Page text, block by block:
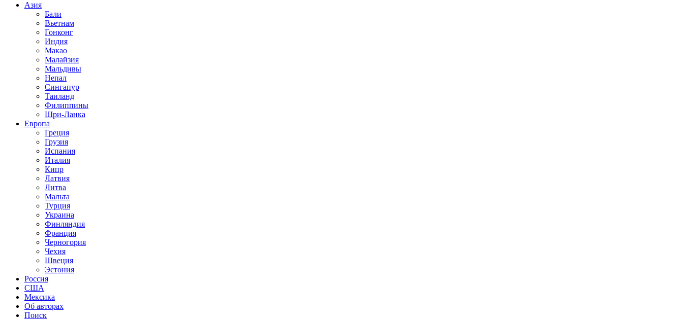
Азия
Бали
Вьетнам
Гонконг
Индия
Макао
Малайзия
Мальдивы
Непал
Сингапур
Таиланд
Филиппины
Шри-Ланка
Европа
Греция
Грузия
Испания
Италия
Кипр
Латвия
Литва
Мальта
Турция
Украина
Финляндия
Франция
Черногория
Чехия
Швеция
Эстония
Россия
США
Мексика
Об авторах
Поиск